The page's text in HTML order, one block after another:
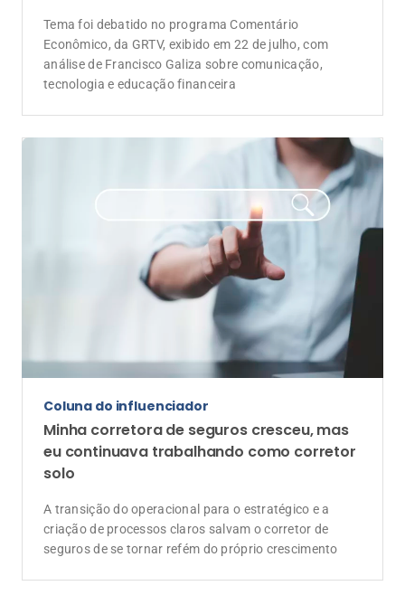
Tema foi debatido no programa Comentário
Econômico, da GRTV, exibido em 22 de julho, com
análise de Francisco Galiza sobre comunicação,
tecnologia e educação financeira
Coluna do influenciador
Minha corretora de seguros cresceu, mas
eu continuava trabalhando como corretor
solo
A transição do operacional para o estratégico e a
criação de processos claros salvam o corretor de
seguros de se tornar refém do próprio crescimento